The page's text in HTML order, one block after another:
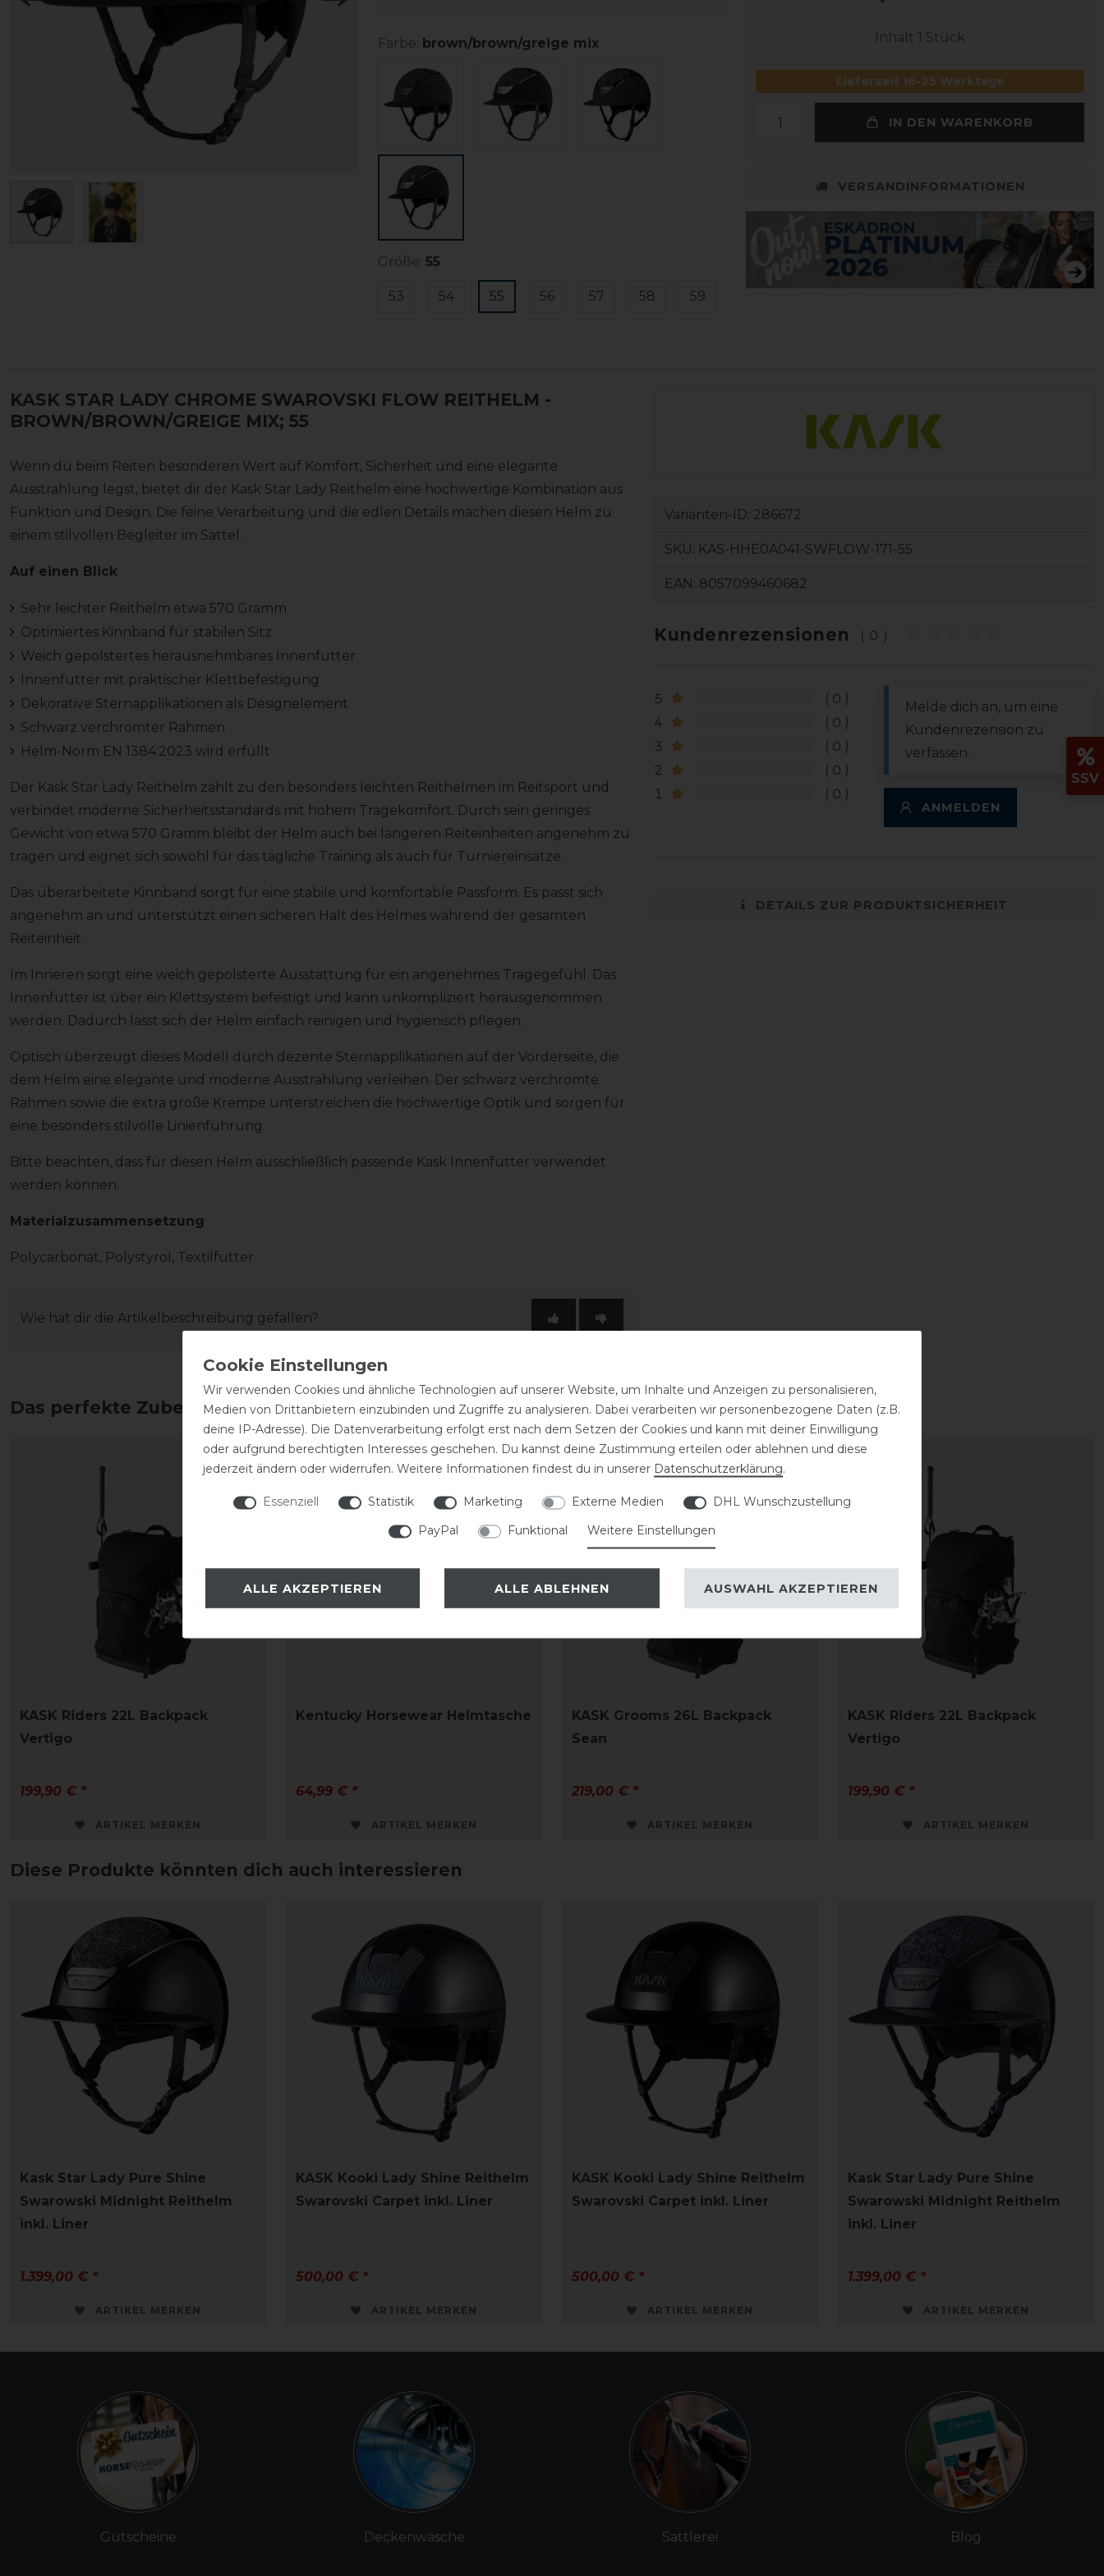
Farbe: brown/brown/greige mix
Größe: 55
53 54 55 56 57 58 59
Inhalt 1 Stück
Lieferzeit 16-25 Werktage
IN DEN WARENKORB
VERSANDINFORMATIONEN
KASK STAR LADY CHROME SWAROVSKI FLOW REITHELM -
BROWN/BROWN/GREIGE MIX; 55
Wenn du beim Reiten besonderen Wert auf Komfort, Sicherheit und eine elegante
Ausstrahlung legst, bietet dir der Kask Star Lady Reithelm eine hochwertige Kombination aus
Funktion und Design. Die feine Verarbeitung und die edlen Details machen diesen Helm zu
einem stilvollen Begleiter im Sattel.
Auf einen Blick
Sehr leichter Reithelm etwa 570 Gramm
Optimiertes Kinnband für stabilen Sitz
Weich gepolstertes herausnehmbares Innenfutter
Innenfutter mit praktischer Klettbefestigung
Dekorative Sternapplikationen als Designelement
Schwarz verchromter Rahmen
Helm-Norm EN 1384:2023 wird erfüllt
Der Kask Star Lady Reithelm zählt zu den besonders leichten Reithelmen im Reitsport und
verbindet moderne Sicherheitsstandards mit hohem Tragekomfort. Durch sein geringes
Gewicht von etwa 570 Gramm bleibt der Helm auch bei längeren Reiteinheiten angenehm zu
tragen und eignet sich sowohl für das tägliche Training als auch für Turniereinsätze.
Das überarbeitete Kinnband sorgt für eine stabile und komfortable Passform. Es passt sich
angenehm an und unterstützt einen sicheren Halt des Helmes während der gesamten
Reiteinheit.
Im Inneren sorgt eine weich gepolsterte Ausstattung für ein angenehmes Tragegefühl. Das
Innenfutter ist über ein Klettsystem befestigt und kann unkompliziert herausgenommen
werden. Dadurch lässt sich der Helm einfach reinigen und hygienisch pflegen.
Optisch überzeugt dieses Modell durch dezente Sternapplikationen auf der Vorderseite, die
dem Helm eine elegante und moderne Ausstrahlung verleihen. Der schwarz verchromte
Rahmen sowie die extra große Krempe unterstreichen die hochwertige Optik und sorgen für
eine besonders stilvolle Linienführung.
Bitte beachten, dass für diesen Helm ausschließlich passende Kask Innenfutter verwendet
werden können.
Materialzusammensetzung
Polycarbonat, Polystyrol, Textilfutter
Wie hat dir die Artikelbeschreibung gefallen?
Varianten-ID: 286672
SKU: KAS-HHE0A041-SWFLOW-171-55
EAN: 8057099460682
Kundenrezensionen (0)
5
0
4
0
3
0
2
0
1
0
Melde dich an, um eine
Kundenrezension zu
verfassen.
ANMELDEN
DETAILS ZUR PRODUKTSICHERHEIT
Das perfekte Zubehör für dich
KASK Riders 22L Backpack
Vertigo
199,90 € *
ARTIKEL MERKEN
Kentucky Horsewear Helmtasche
64,99 € *
ARTIKEL MERKEN
KASK Grooms 26L Backpack
Sean
219,00 € *
ARTIKEL MERKEN
KASK Riders 22L Backpack
Vertigo
199,90 € *
ARTIKEL MERKEN
Diese Produkte könnten dich auch interessieren
Kask Star Lady Pure Shine
Swarowski Midnight Reithelm
inkl. Liner
1.399,00 € *
ARTIKEL MERKEN
KASK Kooki Lady Shine Reithelm
Swarovski Carpet inkl. Liner
500,00 € *
ARTIKEL MERKEN
KASK Kooki Lady Shine Reithelm
Swarovski Carpet inkl. Liner
500,00 € *
ARTIKEL MERKEN
Kask Star Lady Pure Shine
Swarowski Midnight Reithelm
inkl. Liner
1.399,00 € *
ARTIKEL MERKEN
Gutscheine Deckenwäsche Sattlerei Blog
SSV
Wir verwenden Cookies und ähnliche Technologien auf unserer Website, um Inhalte und Anzeigen zu personalisieren,
Medien von Drittanbietern einzubinden und Zugriffe zu analysieren. Dabei verarbeiten wir personenbezogene Daten (z.B.
deine IP-Adresse). Die Datenverarbeitung erfolgt erst nach dem Setzen der Cookies und kann mit deiner Einwilligung
oder aufgrund berechtigten Interesses geschehen. Du kannst deine Zustimmung erteilen oder ablehnen und diese
jederzeit ändern oder widerrufen. Weitere Informationen findest du in unserer Daten­schutz­erklärung.
Essenziell Statistik Marketing Externe Medien
DHL Wunschzustellung
PayPal
Funktional Weitere Einstellungen
ALLE AKZEPTIEREN ALLE ABLEHNEN AUSWAHL AKZEPTIEREN